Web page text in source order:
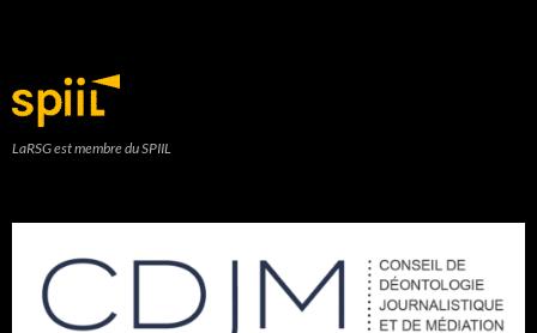
LaRSG est membre du SPIIL